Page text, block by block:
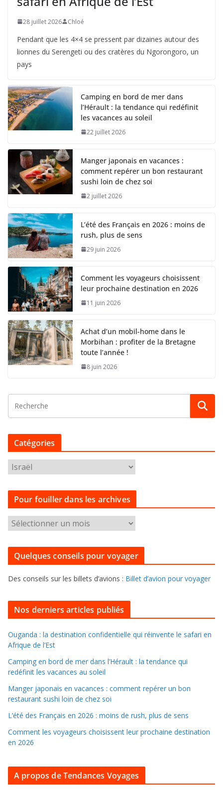
28 juillet 2026 Chloé
Pendant que les 4×4 se pressent par dizaines autour des
lionnes du Serengeti ou des cratères du Ngorongoro, un
pays
Camping en bord de mer dans
l’Hérault : la tendance qui redéfinit
les vacances au soleil
22 juillet 2026
Manger japonais en vacances :
comment repérer un bon restaurant
sushi loin de chez soi
2 juillet 2026
L’été des Français en 2026 : moins de
rush, plus de sens
29 juin 2026
Comment les voyageurs choisissent
leur prochaine destination en 2026
11 juin 2026
Achat d’un mobil-home dans le
Morbihan : profiter de la Bretagne
toute l’année !
8 juin 2026
Catégories
a
t
g
e
s
Pour fouiller dans les archives
o
u
o
l
l
e
r
d
a
n
l
e
s
c
Quelques conseils pour voyager
Des conseils sur les billets d’avions : Billet d’avion pour voyager
Nos derniers articles publiés
Ouganda : la destination confidentielle qui réinvente le safari en
Afrique de l’Est
Camping en bord de mer dans l’Hérault : la tendance qui
redéfinit les vacances au soleil
Manger japonais en vacances : comment repérer un bon
restaurant sushi loin de chez soi
L’été des Français en 2026 : moins de rush, plus de sens
Comment les voyageurs choisissent leur prochaine destination
en 2026
A propos de Tendances Voyages